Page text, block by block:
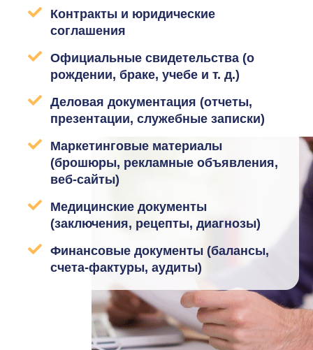
Контракты и юридические
соглашения
Официальные свидетельства (о
рождении, браке, учебе и т. д.)
Деловая документация (отчеты,
презентации, служебные записки)
Маркетинговые материалы
(брошюры, рекламные объявления,
веб-сайты)
Медицинские документы
(заключения, рецепты, диагнозы)
Финансовые документы (балансы,
счета-фактуры, аудиты)